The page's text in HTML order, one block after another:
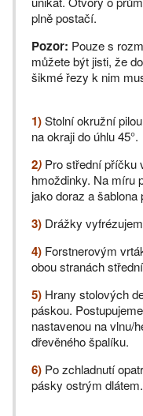
plně postačí.
Pozor: Pouze s
můžete být jisti, že
šikmé řezy k nim
1)Stolní okružní
na okraji do úhlu 45°.
2) Pro střední příčku
hmoždinky. Na míru
jako doraz a šablona
3) Drážky
4) Forstnerovým
obou stranách
5) Hrany stolových
páskou.
nastavenou na vlnu/
dřevěného špalíku.
6) Po zchladnutí
pásky ostrým dlátem.